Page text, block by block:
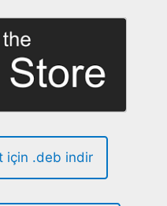
için .deb indir